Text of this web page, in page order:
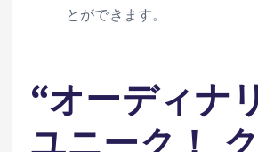
とができます。
“オーディナ
ユニーク！